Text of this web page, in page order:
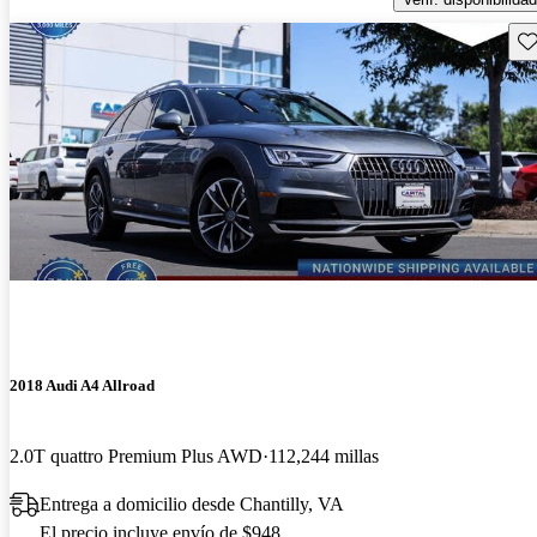
2018 Audi A4 Allroad
2.0T quattro Premium Plus AWD 112,244 millas
Entrega a domicilio desde Chantilly, VA